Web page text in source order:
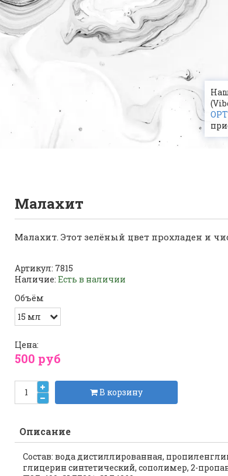
Малахит
Малахит. Этот зелёный цвет прохладен и
Артикул: 7815
Наличие: Есть в наличии
Объём
Цена:
500 руб
В корзину
Описание
Состав: вода дистиллированная,
глицерин синтетический, сополимер, 2-